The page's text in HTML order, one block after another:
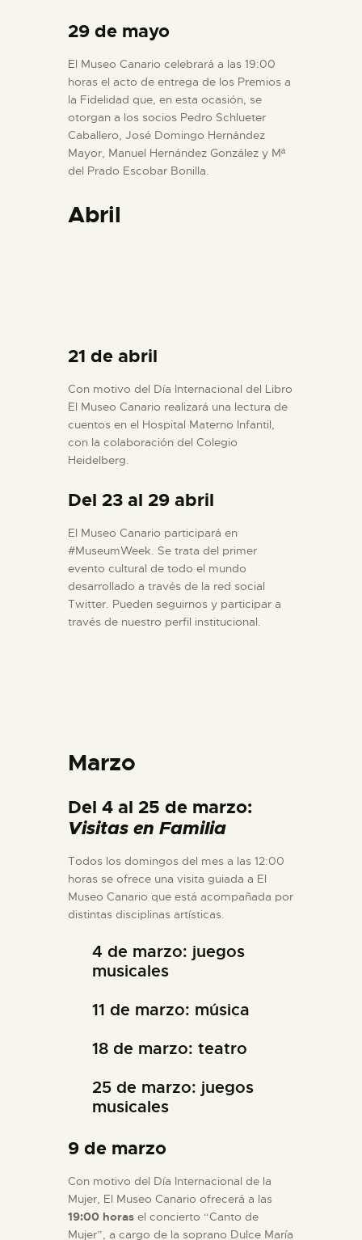
29 de mayo
El Museo Canario celebrará a las 19:00
horas el acto de entrega de los Premios a
la Fidelidad que, en esta ocasión, se
otorgan a los socios Pedro Schlueter
Caballero, José Domingo Hernández
Mayor, Manuel Hernández González y Mª
del Prado Escobar Bonilla.
Abril
21 de abril
Con motivo del Día Internacional del Libro
El Museo Canario realizará una lectura de
cuentos en el Hospital Materno Infantil,
con la colaboración del Colegio
Heidelberg.
Del 23 al 29 abril
El Museo Canario participará en
#MuseumWeek. Se trata del primer
evento cultural de todo el mundo
desarrollado a través de la red social
Twitter. Pueden seguirnos y participar a
través de nuestro perfil institucional.
Marzo
Del 4 al 25 de marzo:
Visitas en Familia
Todos los domingos del mes a las 12:00
horas se ofrece una visita guiada a El
Museo Canario que está acompañada por
distintas disciplinas artísticas.
4 de marzo: juegos
musicales
11 de marzo: música
18 de marzo: teatro
25 de marzo: juegos
musicales
9 de marzo
Con motivo del Día Internacional de la
Mujer, El Museo Canario ofrecerá a las
19:00 horas el concierto “Canto de
Mujer”, a cargo de la soprano Dulce María